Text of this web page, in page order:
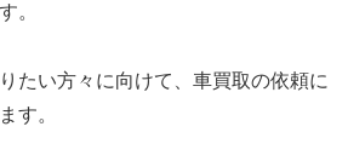
。
たい方々に向けて、車買取の依頼に
す。